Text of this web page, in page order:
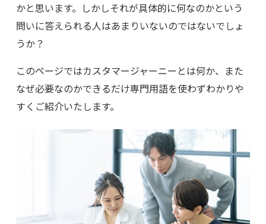
かと思います。しかしそれが具体的に何なのかという
問いに答えられる人はあまりいないのではないでしょ
うか？
このページではカスタマージャーニーとは何か、また
なぜ必要なのかできるだけ専門用語を使わずわかりや
すくご紹介いたします。